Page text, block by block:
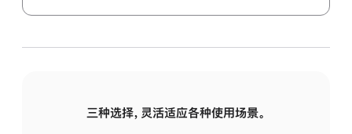
三种选择，灵活适应各种使用场景。